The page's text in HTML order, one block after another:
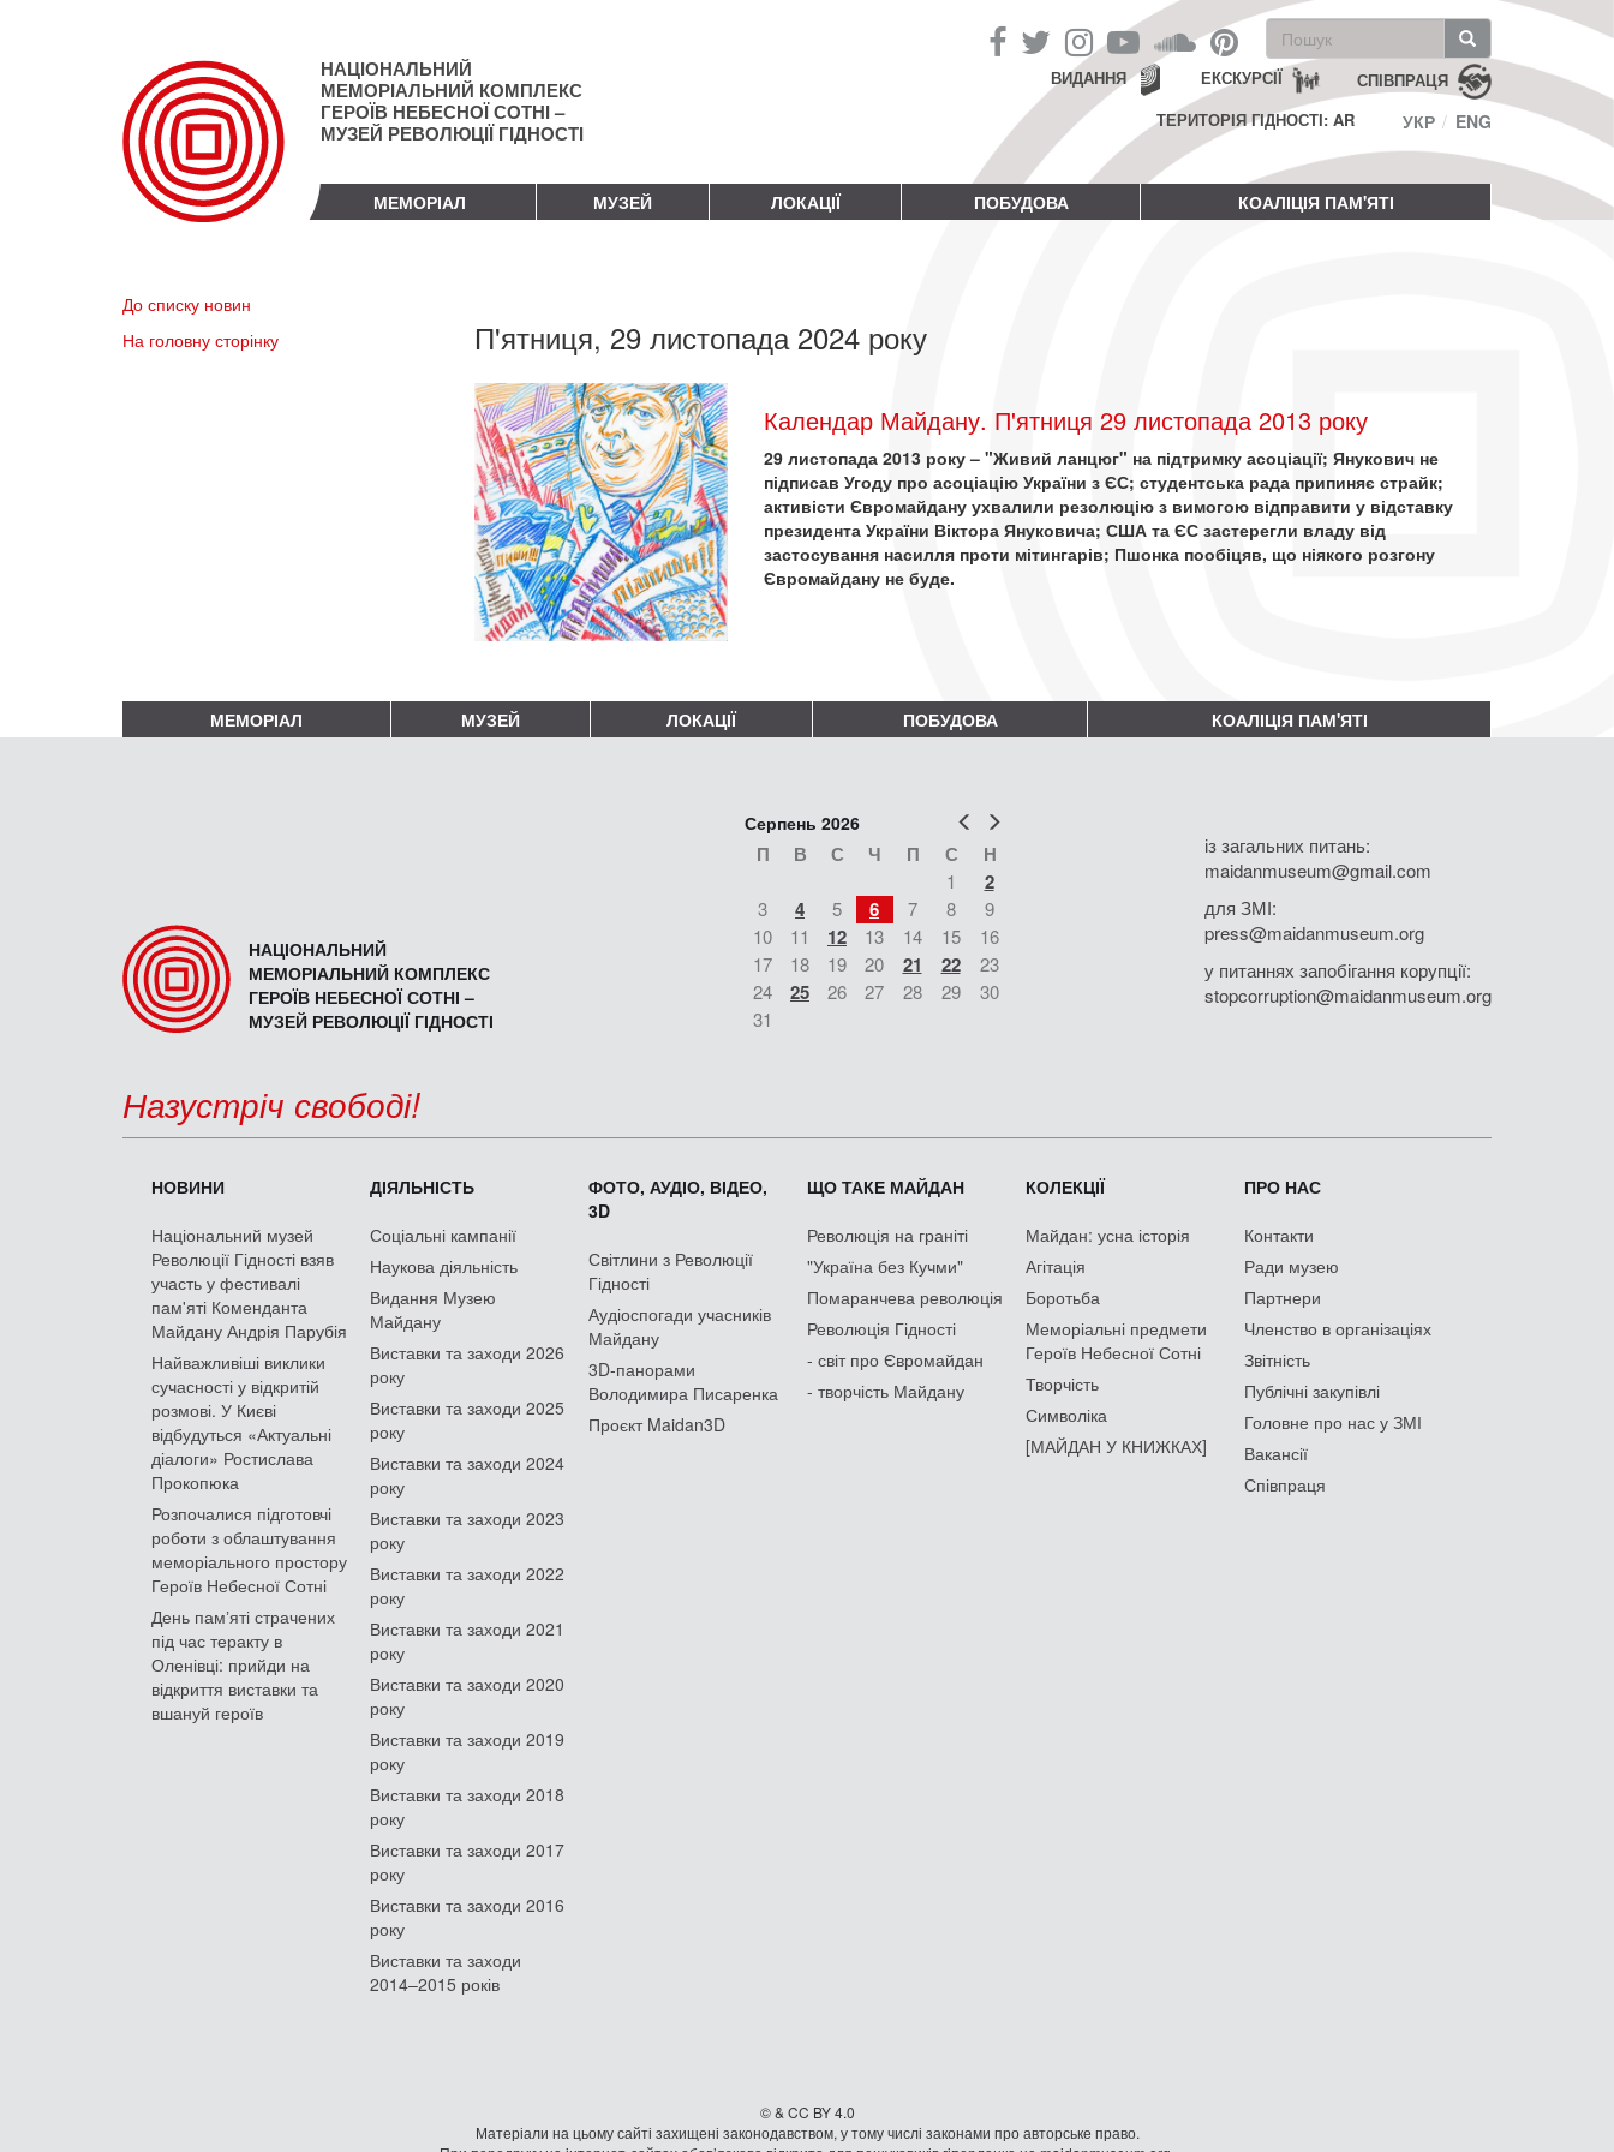
НАЦІОНАЛЬНИЙ
МЕМОРІАЛЬНИЙ КОМПЛЕКС
ГЕРОЇВ НЕБЕСНОЇ СОТНІ –
МУЗЕЙ РЕВОЛЮЦІЇ ГІДНОСТІ
Пошукова
форма
Пошук СПІВПРАЦЯ
ЕКСКУРСІЇ
ВИДАННЯ
ТЕРИТОРІЯ ГІДНОСТІ: AR
УКР ENG
МЕМОРІАЛ МУЗЕЙ ЛОКАЦІЇ ПОБУДОВА КОАЛІЦІЯ ПАМ'ЯТІ
До списку новин
На головну сторінку
П'ятниця, 29 листопада 2024 року
Календар Майдану. П'ятниця 29 листопада 2013 року
29 листопада 2013 року – "Живий ланцюг" на підтримку асоціації; Янукович не
підписав Угоду про асоціацію України з ЄС; студентська рада припиняє страйк;
активісти Євромайдану ухвалили резолюцію з вимогою відправити у відставку
президента України Віктора Януковича; США та ЄС застерегли владу від
застосування насилля проти мітингарів; Пшонка пообіцяв, що ніякого розгону
Євромайдану не буде.
МЕМОРІАЛ МУЗЕЙ ЛОКАЦІЇ ПОБУДОВА КОАЛІЦІЯ ПАМ'ЯТІ
НАЦІОНАЛЬНИЙ
МЕМОРІАЛЬНИЙ КОМПЛЕКС
ГЕРОЇВ НЕБЕСНОЇ СОТНІ –
МУЗЕЙ РЕВОЛЮЦІЇ ГІДНОСТІ
Попер
Серпень 2026
П В С Ч П С Н
1 2
3 4 5 6 7 8
9
10
11 12 13 14 15
16
17
18 19 20 21 22
23
24
25 26 27 28 29
30
31
із загальних питань:
maidanmuseum@gmail.com
для ЗМІ:
press@maidanmuseum.org
у питаннях запобігання корупції:
stopcorruption@maidanmuseum.org
Назустріч свободі!
НОВИНИ
Національний музей
Революції Гідності взяв
участь у фестивалі
пам'яті Коменданта
Майдану Андрія Парубія
Найважливіші виклики
сучасності у відкритій
розмові. У Києві
відбудуться «Актуальні
діалоги» Ростислава
Прокопюка
Розпочалися підготовчі
роботи з облаштування
меморіального простору
Героїв Небесної Сотні
День памʼяті страчених
під час теракту в
Оленівці: прийди на
відкриття виставки та
вшануй героїв
ДІЯЛЬНІСТЬ
Соціальні кампанії
Наукова діяльність
Видання Музею
Майдану
Виставки та заходи 2026
року
Виставки та заходи 2025
року
Виставки та заходи 2024
року
Виставки та заходи 2023
року
Виставки та заходи 2022
року
Виставки та заходи 2021
року
Виставки та заходи 2020
року
Виставки та заходи 2019
року
Виставки та заходи 2018
року
Виставки та заходи 2017
року
Виставки та заходи 2016
року
Виставки та заходи
2014–2015 років
ФОТО, АУДІО, ВІДЕО,
3D
Світлини з Революції
Гідності
Аудіоспогади учасників
Майдану
3D-панорами
Володимира Писаренка
Проєкт Maidan3D
ЩО ТАКЕ МАЙДАН
Революція на граніті
"Україна без Кучми"
Помаранчева революція
Революція Гідності
- світ про Євромайдан
- творчість Майдану
КОЛЕКЦІЇ
Майдан: усна історія
Агітація
Боротьба
Меморіальні предмети
Героїв Небесної Сотні
Творчість
Символіка
[МАЙДАН У КНИЖКАХ]
ПРО НАС
Контакти
Ради музею
Партнери
Членство в організаціях
Звітність
Публічні закупівлі
Головне про нас у ЗМІ
Вакансії
Співпраця
© & CC BY 4.0
Матеріали на цьому сайті захищені законодавством, у тому числі законами про авторське право.